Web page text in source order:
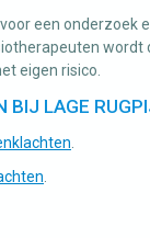
een onderzoek
eigen risico.
LAGE